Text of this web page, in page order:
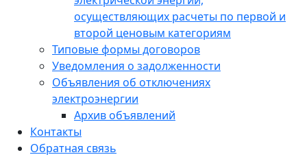
осуществляющих расчеты по первой и
второй ценовым категориям
Типовые формы договоров
Уведомления о задолженности
Объявления об отключениях
электроэнергии
Архив объявлений
Контакты
Обратная связь